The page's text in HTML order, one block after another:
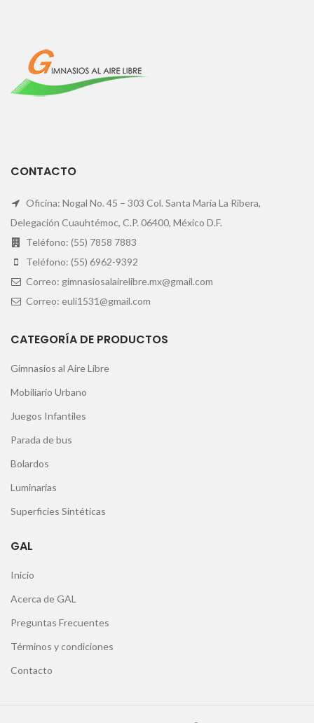
CONTACTO
Oficina: Nogal No. 45 – 303 Col. Santa María La Ribera,
Delegación Cuauhtémoc, C.P. 06400, México D.F.
Teléfono: (55) 7858 7883
Teléfono: (55) 6962-9392
Correo: gimnasiosalairelibre.mx@gmail.com
Correo: euli1531@gmail.com
CATEGORÍA DE PRODUCTOS
Gimnasios al Aire Libre
Mobiliario Urbano
Juegos Infantiles
Parada de bus
Bolardos
Luminarias
Superficies Sintéticas
GAL
Inicio
Acerca de GAL
Preguntas Frecuentes
Términos y condiciones
Contacto